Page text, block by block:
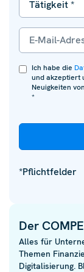
Ich habe die
und akzeptiert
Neuigkeiten
*
*Pflichtfelder
Der
Alles für
Themen
Digitalisierung.